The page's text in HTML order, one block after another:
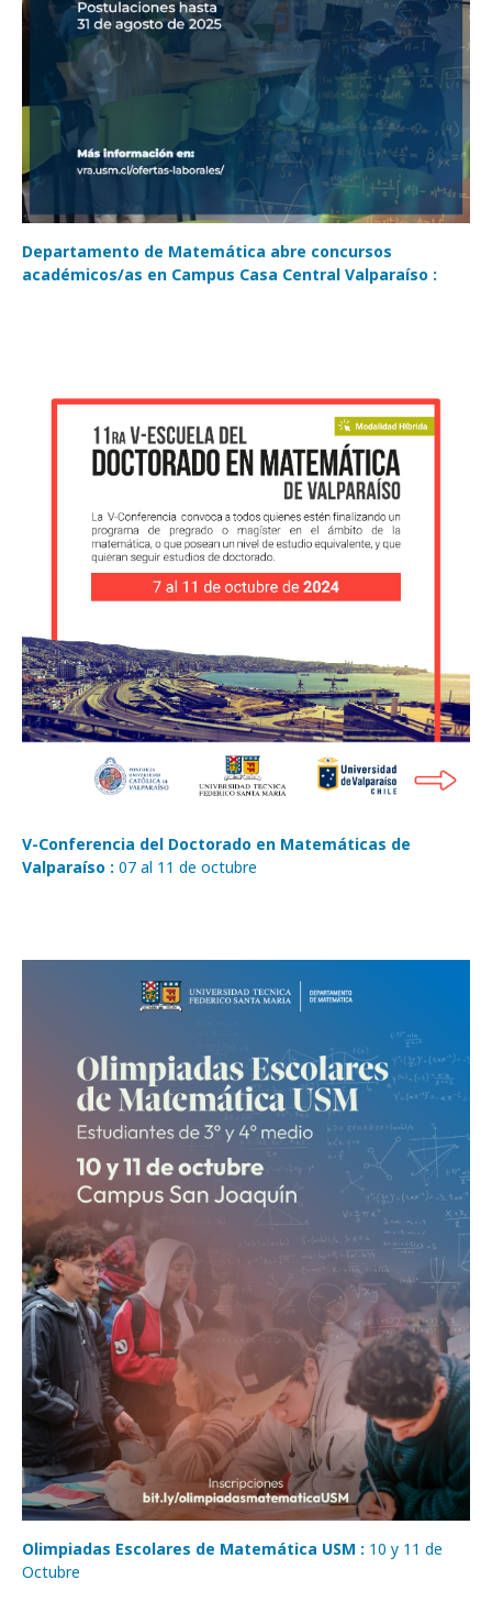
Departamento de Matemática abre concursos
académicos/as en Campus Casa Central Valparaíso :
V-Conferencia del Doctorado en Matemáticas de
Valparaíso : 07 al 11 de octubre
Olimpiadas Escolares de Matemática USM : 10 y 11 de
Octubre